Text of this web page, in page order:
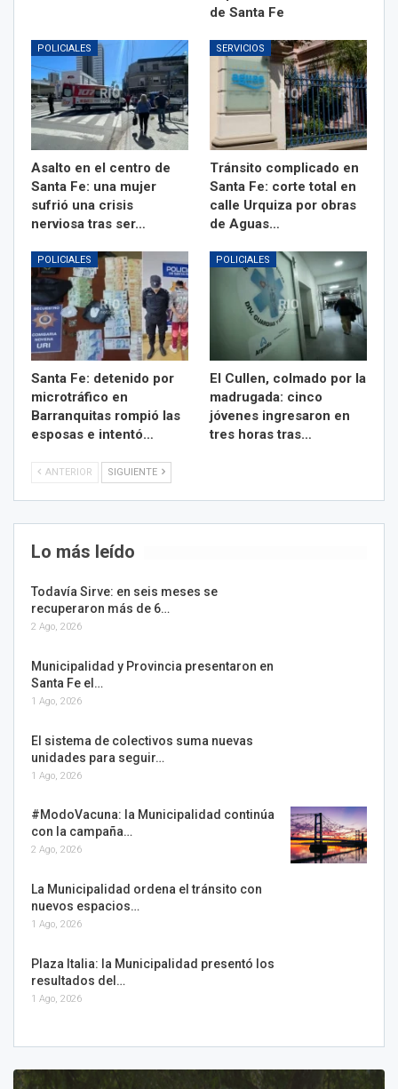
de Santa Fe
POLICIALES
Asalto en el centro de
Santa Fe: una mujer
sufrió una crisis
nerviosa tras ser…
SERVICIOS
Tránsito complicado en
Santa Fe: corte total en
calle Urquiza por obras
de Aguas…
POLICIALES
Santa Fe: detenido por
microtráfico en
Barranquitas rompió las
esposas e intentó…
POLICIALES
El Cullen, colmado por la
madrugada: cinco
jóvenes ingresaron en
tres horas tras…
ANTERIOR SIGUIENTE
Lo más leído
Todavía Sirve: en seis meses se
recuperaron más de 6…
2 Ago, 2026
Municipalidad y Provincia presentaron en
Santa Fe el…
1 Ago, 2026
El sistema de colectivos suma nuevas
unidades para seguir…
1 Ago, 2026
#ModoVacuna: la Municipalidad continúa
con la campaña…
2 Ago, 2026
La Municipalidad ordena el tránsito con
nuevos espacios…
1 Ago, 2026
Plaza Italia: la Municipalidad presentó los
resultados del…
1 Ago, 2026